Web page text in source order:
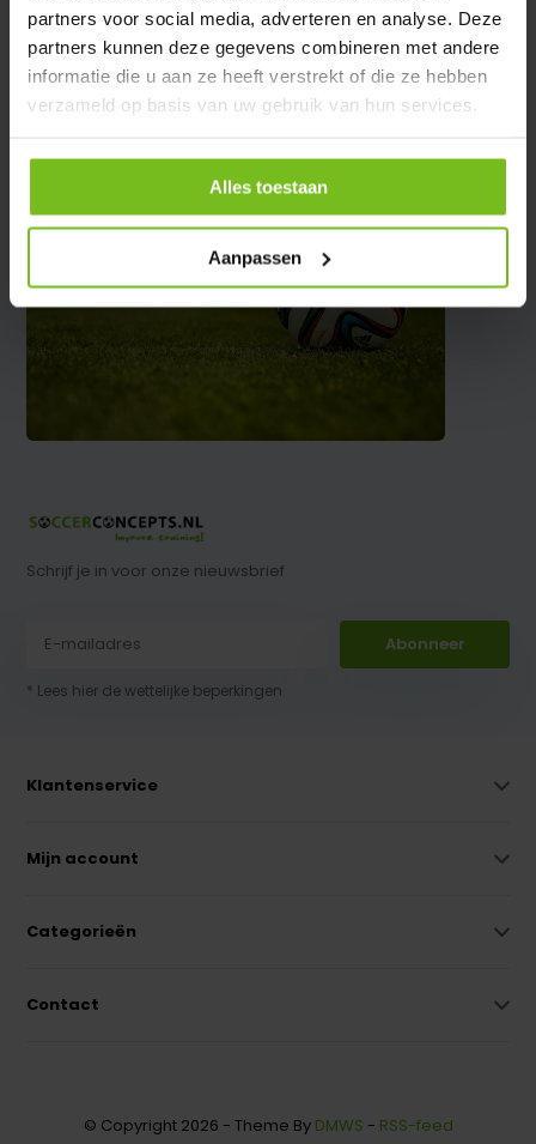
partners voor social media, adverteren en analyse. Deze
partners kunnen deze gegevens combineren met andere
informatie die u aan ze heeft verstrekt of die ze hebben
verzameld op basis van uw gebruik van hun services.
Alles toestaan
Aanpassen
Delen
Schrijf je in voor onze nieuwsbrief
Abonneer
* Lees hier de wettelijke beperkingen
Klantenservice
Mijn account
Categorieën
Contact
© Copyright 2026 - Theme By DMWS - RSS-feed